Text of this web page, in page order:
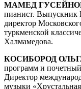
МАМЕД ГУСЕЙНОВ
пианист. Выпускник
директор
туркменской
Халмамедова.
КОСИБОРОД
программ и
Директор
музыки